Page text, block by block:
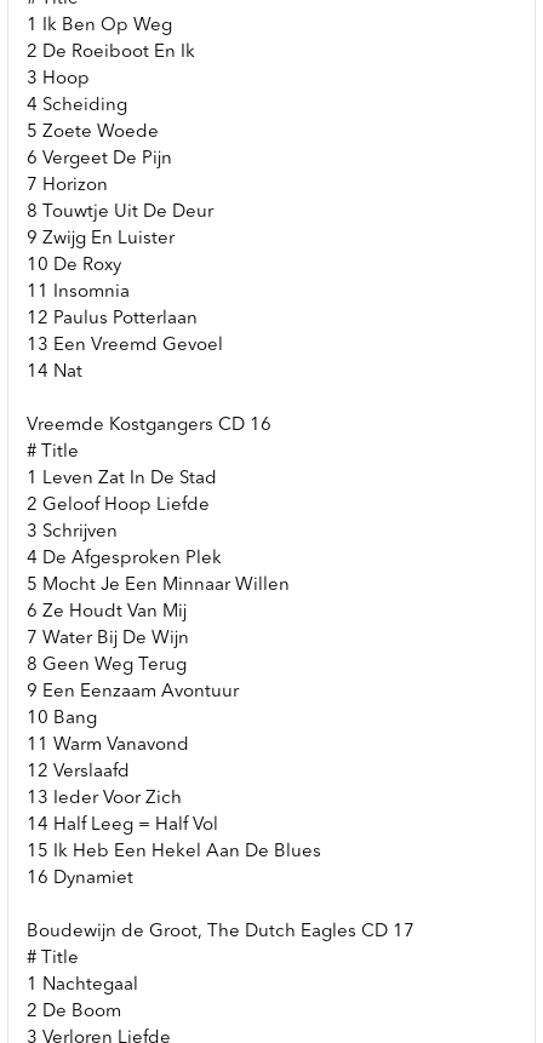
1 Ik Ben Op Weg
2 De Roeiboot En Ik
3 Hoop
4 Scheiding
5 Zoete Woede
6 Vergeet De Pijn
7 Horizon
8 Touwtje Uit De Deur
9 Zwijg En Luister
10 De Roxy
11 Insomnia
12 Paulus Potterlaan
13 Een Vreemd Gevoel
14 Nat
Vreemde Kostgangers CD 16
# Title
1 Leven Zat In De Stad
2 Geloof Hoop Liefde
3 Schrijven
4 De Afgesproken Plek
5 Mocht Je Een Minnaar Willen
6 Ze Houdt Van Mij
7 Water Bij De Wijn
8 Geen Weg Terug
9 Een Eenzaam Avontuur
10 Bang
11 Warm Vanavond
12 Verslaafd
13 Ieder Voor Zich
14 Half Leeg = Half Vol
15 Ik Heb Een Hekel Aan De Blues
16 Dynamiet
Boudewijn de Groot, The Dutch Eagles CD 17
# Title
1 Nachtegaal
2 De Boom
3 Verloren Liefde